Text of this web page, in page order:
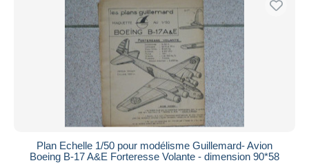
Plan Echelle 1/50 pour modélisme Guillemard- Avion
Boeing B-17 A&E Forteresse Volante - dimension 90*58